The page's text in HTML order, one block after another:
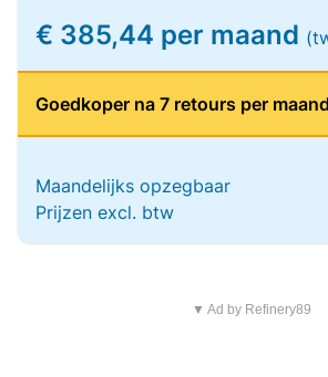
€ 385,44 per maand
Goedkoper na 7 retours per maand
Maandelijks opzegbaar
Prijzen excl. btw
▼ Ad by Refinery89